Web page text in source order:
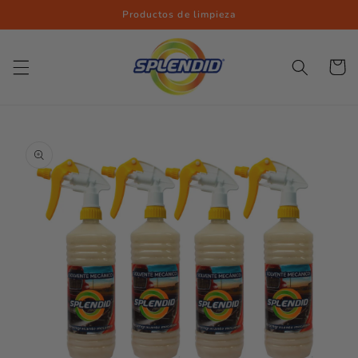
al contenido
Productos de limpieza
Carrito
información
del producto